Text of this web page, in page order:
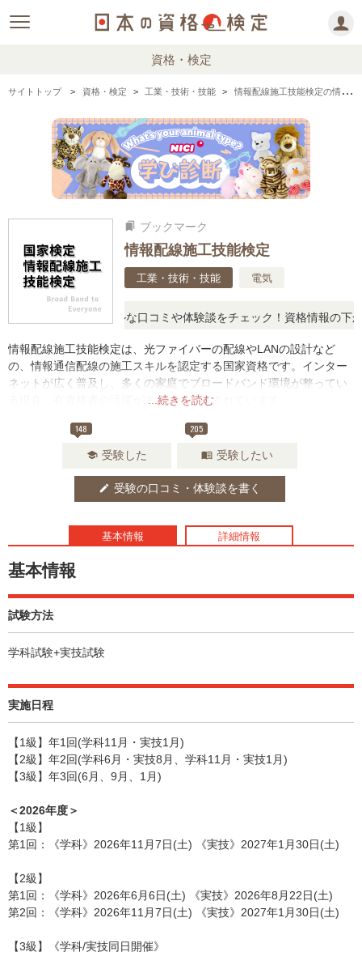
資格・検定
サイトトップ 資格・検定 工業・技術・技能 情報配線施工技能検定の情報まとめ
bookmarks ブックマーク
情報配線施工技能検定
工業・技術・技能 電気
思ったら、リアルな口コミや体験談をチェック！資格情報の下から
...続きを読む
情報配線施工技能検定は、光ファイバーの配線やLANの設計など
の、情報通信配線の施工スキルを認定する国家資格です。インター
ネットが広く普及し、多くの家庭でブロードバンド環境が整ってい
る現在、有資格者の活躍がますます期待されています。
148
school 受験した
205
menu_book 受験したい
edit 受験の口コミ・体験談を書く
基本情報 詳細情報
基本情報
試験方法
学科試験+実技試験
実施日程
【1級】年1回(学科11月・実技1月)
【2級】年2回(学科6月・実技8月、学科11月・実技1月)
【3級】年3回(6月、9月、1月)
＜2026年度＞
【1級】
第1回：《学科》2026年11月7日(土) 《実技》2027年1月30日(土)
【2級】
第1回：《学科》2026年6月6日(土) 《実技》2026年8月22日(土)
第2回：《学科》2026年11月7日(土) 《実技》2027年1月30日(土)
【3級】《学科/実技同日開催》